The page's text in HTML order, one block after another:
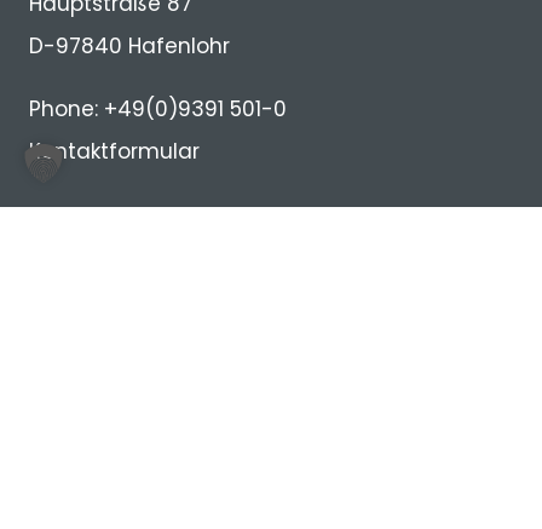
D-97840 Hafenlohr
Phone: +49(0)9391 501-0
Kontaktformular